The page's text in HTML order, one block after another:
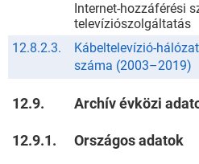
Internet-hozzáférési
televíziószolgáltatás
12.8.2.3.
Kábeltelevízió-
száma (2003–2019)
12.9. Archív évközi
12.9.1. Országos adatok